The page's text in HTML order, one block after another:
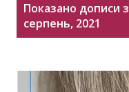
Показано дописи з
серпень, 2021